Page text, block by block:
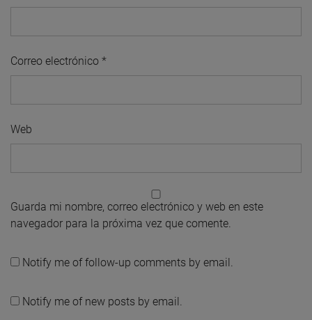
Correo electrónico *
Web
Guarda mi nombre, correo electrónico y web en este
navegador para la próxima vez que comente.
Notify me of follow-up comments by email.
Notify me of new posts by email.